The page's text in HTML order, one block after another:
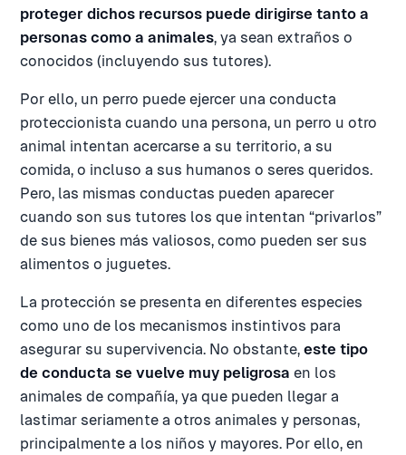
proteger dichos recursos puede dirigirse tanto a
personas como a animales, ya sean extraños o
conocidos (incluyendo sus tutores).
Por ello, un perro puede ejercer una conducta
proteccionista cuando una persona, un perro u otro
animal intentan acercarse a su territorio, a su
comida, o incluso a sus humanos o seres queridos.
Pero, las mismas conductas pueden aparecer
cuando son sus tutores los que intentan “privarlos”
de sus bienes más valiosos, como pueden ser sus
alimentos o juguetes.
La protección se presenta en diferentes especies
como uno de los mecanismos instintivos para
asegurar su supervivencia. No obstante, este tipo
de conducta se vuelve muy peligrosa en los
animales de compañía, ya que pueden llegar a
lastimar seriamente a otros animales y personas,
principalmente a los niños y mayores. Por ello, en